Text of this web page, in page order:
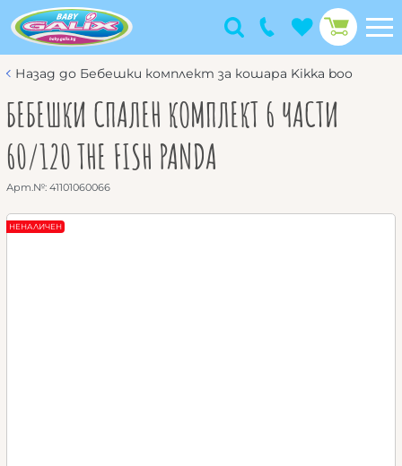
Назад до Бебешки комплект за кошара Kikka boo
БЕБЕШКИ СПАЛЕН КОМПЛЕКТ 6 ЧАСТИ
60/120 THE FISH PANDA
Арт.№: 41101060066
НЕНАЛИЧЕН